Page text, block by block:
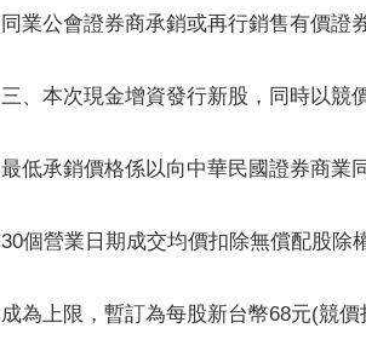
同業公會證券商承銷或再行銷售有價證
三、本次現金增資發行新股，同時以競
最低承銷價格係以向中華民國證券商業
30個營業日期成交均價扣除無償配股
成為上限，暫訂為每股新台幣68元(競